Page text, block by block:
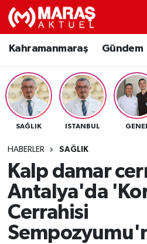
Kahramanmaraş Gündem
SAĞLIK ISTANBUL
HABERLER SAĞLIK
Kalp damar
Antalya'da
Cerrahisi
Kahramanmaraş
Gündem
Siyaset
Spor
Sağlık
Nöbetçi Eczaneler
Hava Durumu
Namaz Vakitleri
TFF 3.Lig 4.Grup Puan
Tüm Manşetler